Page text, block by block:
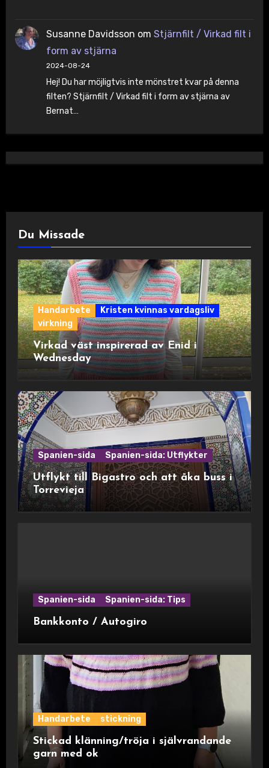
Susanne Davidsson om Stjärnfilt / Virkad filt i
form av stjärna
2024-08-24
Hej! Du har möjligtvis inte mönstret kvar på denna
filten? Stjärnfilt / Virkad filt i form av stjärna av
Bernat…
Du Missade
Handarbete
Kristen kvinnas vardagsliv
virkning
Virkad väst inspirerad av Enid i
Wednesday
Spanien-sida Spanien-sida: Utflykter
Utflykt till Bigastro och att åka buss i
Torrevieja
Spanien-sida Spanien-sida: Tips
Bankkonto / Autogiro
Handarbete stickning
Stickad klänning/tröja i självrandande
garn med ok